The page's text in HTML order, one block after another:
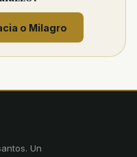
o Milagro
. Un